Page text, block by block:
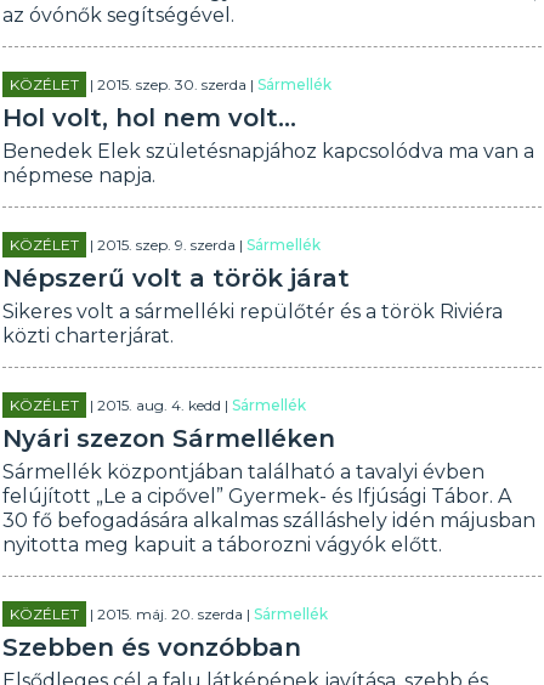
az óvónők segítségével.
KÖZÉLET | 2015. szep. 30. szerda |Sármellék
Hol volt, hol nem volt...
Benedek Elek születésnapjához kapcsolódva ma van a
népmese napja.
KÖZÉLET | 2015. szep. 9. szerda |Sármellék
Népszerű volt a török járat
Sikeres volt a sármelléki repülőtér és a török Riviéra
közti charterjárat.
KÖZÉLET | 2015. aug. 4. kedd |Sármellék
Nyári szezon Sármelléken
Sármellék központjában található a tavalyi évben
felújított „Le a cipővel” Gyermek- és Ifjúsági Tábor. A
30 fő befogadására alkalmas szálláshely idén májusban
nyitotta meg kapuit a táborozni vágyók előtt.
KÖZÉLET | 2015. máj. 20. szerda |Sármellék
Szebben és vonzóbban